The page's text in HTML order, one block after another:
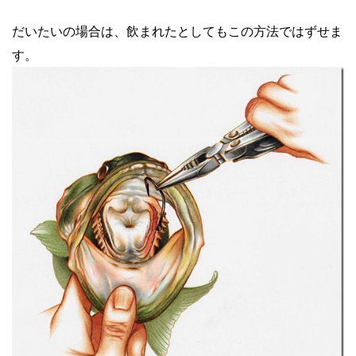
だいたいの場合は、飲まれたとしてもこの方法ではずせま
す。